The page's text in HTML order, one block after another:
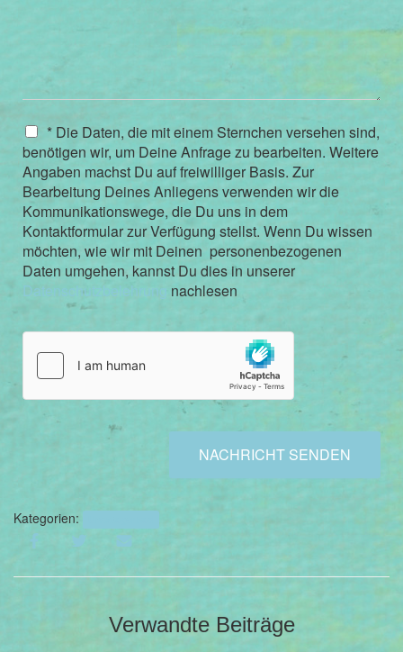
E
i
n
z
e
l
n
e
s
A
s
l
* Die Daten, die mit einem Sternchen versehen sind,
benötigen wir, um Deine Anfrage zu bearbeiten. Weitere
Angaben machst Du auf freiwilliger Basis. Zur
Bearbeitung Deines Anliegens verwenden wir die
Kommunikationswege, die Du uns in dem
Kontaktformular zur Verfügung stellst. Wenn Du wissen
möchten, wie wir mit Deinen personenbezogenen
Daten umgehen, kannst Du dies in unserer
Datenschutzbelehrung nachlesen
NACHRICHT SENDEN
Kategorien:
Verwandte Beiträge